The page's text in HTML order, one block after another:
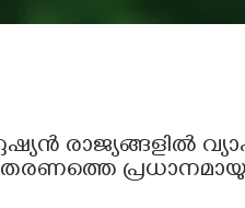
രാജ്യങ്ങളിൽ
പ്രധാനമായും